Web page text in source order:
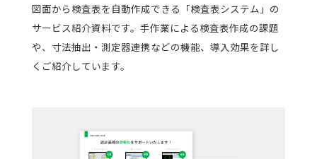
図面から検査表を自動作成できる「検査表システム」の
サービス紹介資料です。手作業による検査表作成の課題
や、寸法抽出・測定器連携などの機能、導入効果を詳し
くご紹介しています。